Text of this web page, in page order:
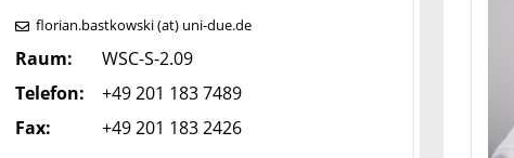
florian.bastkowski (at) uni-due.de
Raum:
WSC-S-2.09
Telefon:
+49 201 183 7489
Fax:
+49 201 183 2426